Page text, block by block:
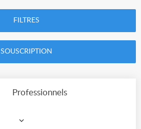
FILTRES
SOUSCRIPTION
Professionnels